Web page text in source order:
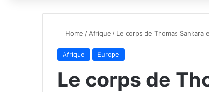
Home / Afrique / Le corps de Thomas Sankara
Afrique Europe
Le corps de